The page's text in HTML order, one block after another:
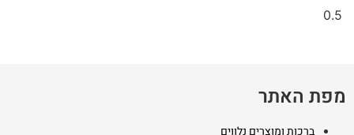
מפת האתר
ברכות ומוצרים נלווים